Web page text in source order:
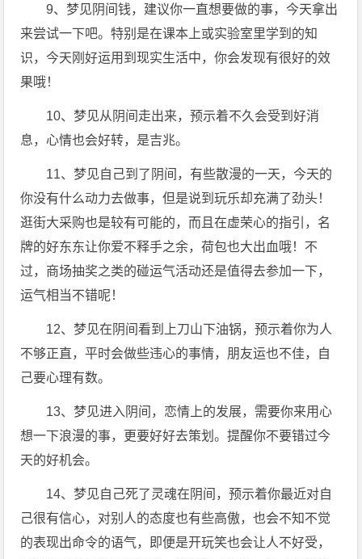
9、梦见阴间钱，建议你一直想要做的事，今天拿出
来尝试一下吧。特别是在课本上或实验室里学到的知
识，今天刚好运用到现实生活中，你会发现有很好的效
果哦！
10、梦见从阴间走出来，预示着不久会受到好消
息，心情也会好转，是吉兆。
11、梦见自己到了阴间，有些散漫的一天，今天的
你没有什么动力去做事，但是说到玩乐却充满了劲头！
逛街大采购也是较有可能的，而且在虚荣心的指引，名
牌的好东东让你爱不释手之余，荷包也大出血哦！不
过，商场抽奖之类的碰运气活动还是值得去参加一下，
运气相当不错呢！
12、梦见在阴间看到上刀山下油锅，预示着你为人
不够正直，平时会做些违心的事情，朋友运也不佳，自
己要心理有数。
13、梦见进入阴间，恋情上的发展，需要你来用心
想一下浪漫的事，更要好好去策划。提醒你不要错过今
天的好机会。
14、梦见自己死了灵魂在阴间，预示着你最近对自
己很有信心，对别人的态度也有些高傲，也会不知不觉
的表现出命令的语气，即便是开玩笑也会让人不好受，